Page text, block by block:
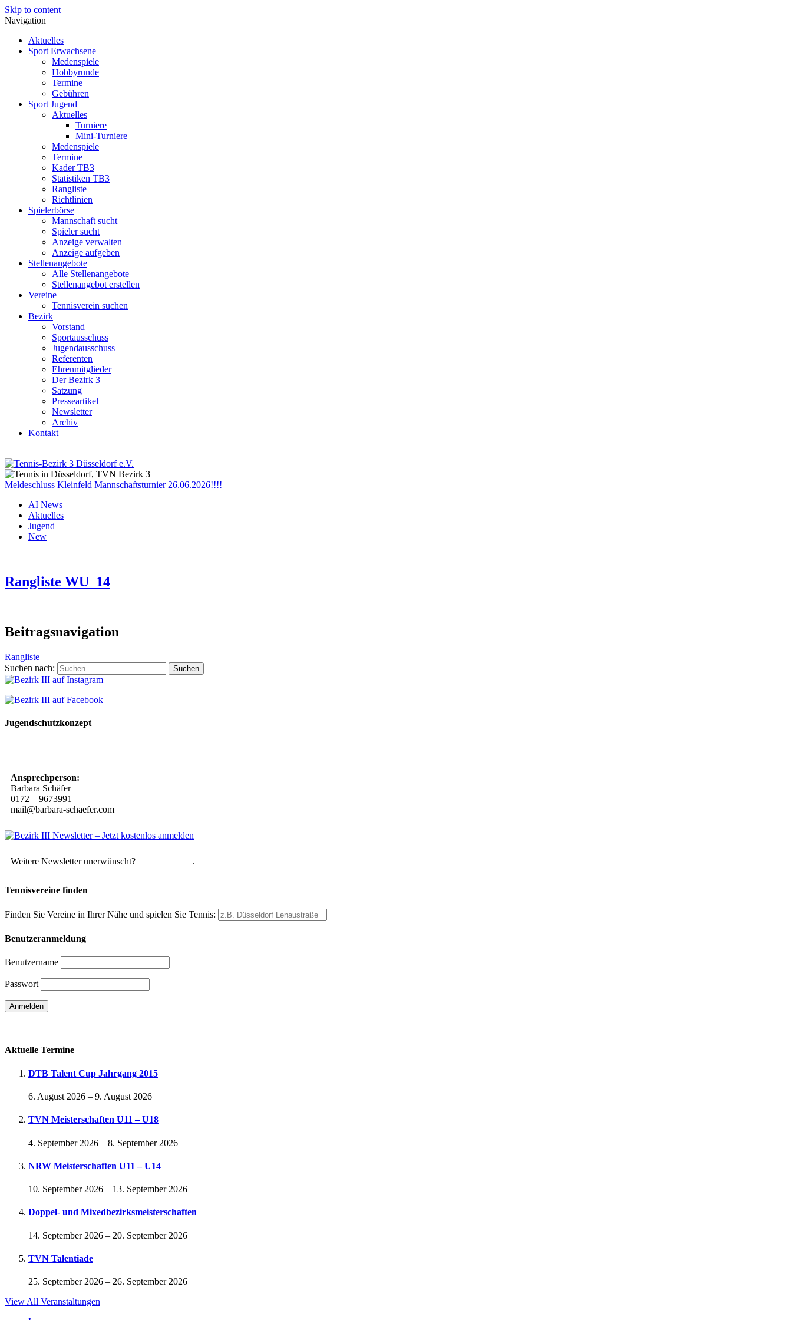
Skip to content
Navigation
Aktuelles
Sport Erwachsene
Medenspiele
Hobbyrunde
Termine
Gebühren
Sport Jugend
Aktuelles
Turniere
Mini-Turniere
Medenspiele
Termine
Kader TB3
Statistiken TB3
Rangliste
Richtlinien
Spielerbörse
Mannschaft sucht
Spieler sucht
Anzeige verwalten
Anzeige aufgeben
Stellenangebote
Alle Stellenangebote
Stellenangebot erstellen
Vereine
Tennisverein suchen
Bezirk
Vorstand
Sportausschuss
Jugendausschuss
Referenten
Ehrenmitglieder
Der Bezirk 3
Satzung
Presseartikel
Newsletter
Archiv
Kontakt
Meldeschluss Kleinfeld Mannschaftsturnier 26.06.2026!!!!
AI News
Aktuelles
Jugend
New
Rangliste WU_14
Beitragsnavigation
Rangliste
Suchen nach:
Jugendschutzkonzept
Ansprechperson:
Barbara Schäfer
0172 – 9673991
mail@barbara-schaefer.com
Weitere Newsletter unerwünscht? .
Tennisvereine finden
Finden Sie Vereine in Ihrer Nähe und spielen Sie Tennis:
Benutzeranmeldung
Benutzername
Passwort
Aktuelle Termine
DTB Talent Cup Jahrgang 2015
6. August 2026 – 9. August 2026
TVN Meisterschaften U11 – U18
4. September 2026 – 8. September 2026
NRW Meisterschaften U11 – U14
10. September 2026 – 13. September 2026
Doppel- und Mixedbezirksmeisterschaften
14. September 2026 – 20. September 2026
TVN Talentiade
25. September 2026 – 26. September 2026
View All Veranstaltungen